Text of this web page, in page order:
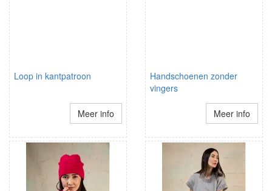
Loop in kantpatroon
Meer info
Handschoenen zonder
vingers
Meer info